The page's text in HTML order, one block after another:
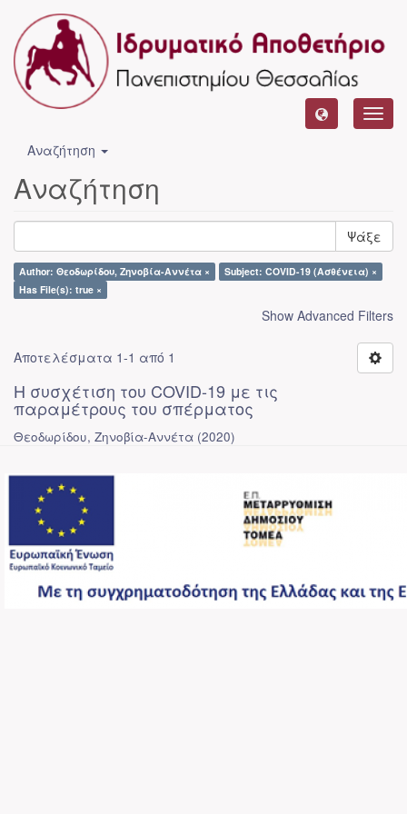
Αναζήτηση
Αναζήτηση
Ψάξε
Author: Θεοδωρίδου, Ζηνοβία-Αννέτα ×
Subject: COVID-19 (Ασθένεια) ×
Has File(s): true ×
Show Advanced Filters
Αποτελέσματα 1-1 από 1
Η συσχέτιση του COVID-19 με τις
παραμέτρους του σπέρματος
Θεοδωρίδου, Ζηνοβία-Αννέτα (2020)